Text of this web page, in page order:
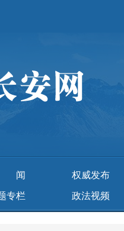
闻 权威发布
专栏 政法视频